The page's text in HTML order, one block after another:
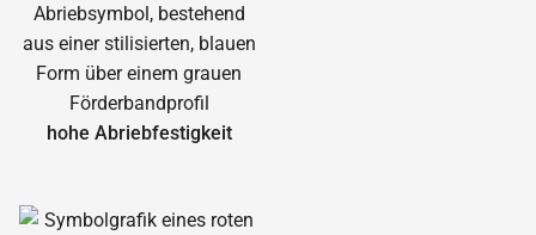
hohe Abrieb­festigkeit